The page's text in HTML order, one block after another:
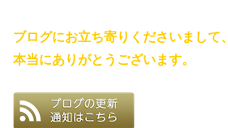
ブログにお立ち寄りくださいまして、
本当にありがとうございます。